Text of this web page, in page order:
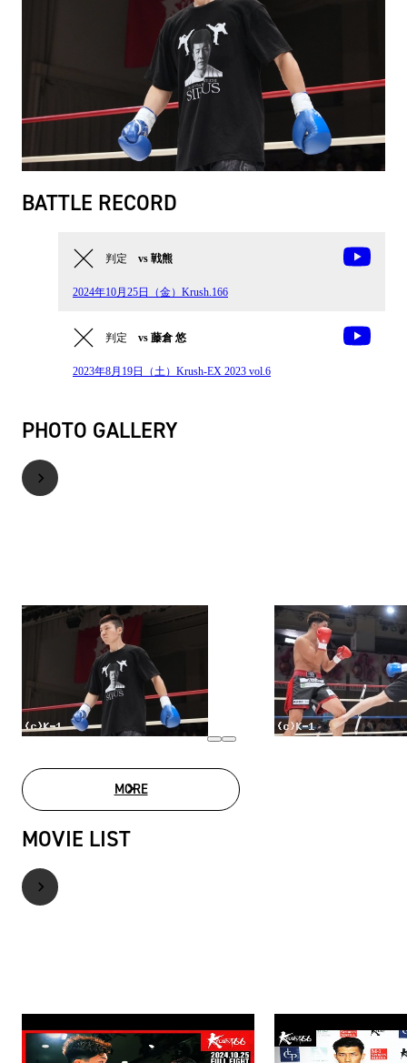
BATTLE RECORD
判定 vs 戦熊
2024年10月25日（金）Krush.166
判定 vs 藤倉 悠
2023年8月19日（土）Krush-EX 2023 vol.6
PHOTO GALLERY
MOREPHOTO GALLERY
MOVIE LIST